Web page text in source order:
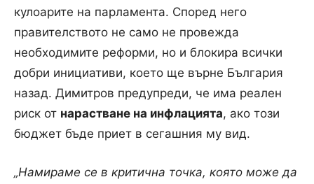
кулоарите на парламента. Според него
правителството не само не провежда
необходимите реформи, но и блокира всички
добри инициативи, което ще върне България
назад. Димитров предупреди, че има реален
риск от нарастване на инфлацията, ако този
бюджет бъде приет в сегашния му вид.
„Намираме се в критична точка, която може да